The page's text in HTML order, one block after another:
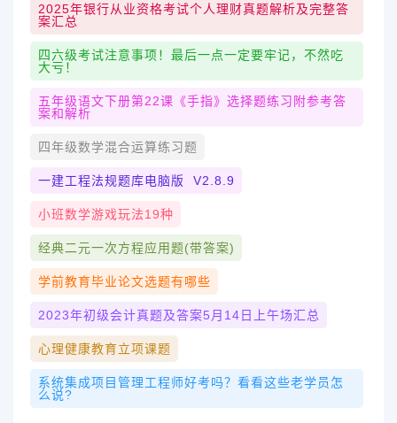
2025年银行从业资格考试个人理财真题解析及完整答
案汇总
四六级考试注意事项！最后一点一定要牢记，不然吃
大亏！
五年级语文下册第22课《手指》选择题练习附参考答
案和解析
四年级数学混合运算练习题
一建工程法规题库电脑版 V2.8.9
小班数学游戏玩法19种
经典二元一次方程应用题(带答案)
学前教育毕业论文选题有哪些
2023年初级会计真题及答案5月14日上午场汇总
心理健康教育立项课题
系统集成项目管理工程师好考吗？看看这些老学员怎
么说?